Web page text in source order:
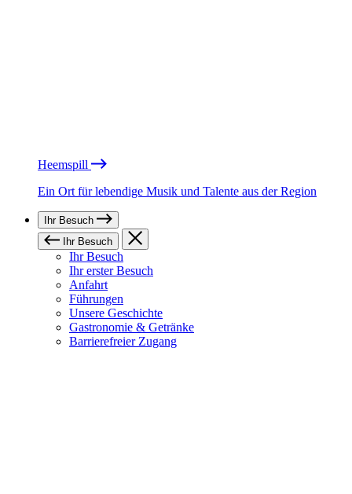
Heemspill
Ein Ort für lebendige Musik und Talente aus der Region
Ihr Besuch
Ihr Besuch
Ihr Besuch
Ihr erster Besuch
Anfahrt
Führungen
Unsere Geschichte
Gastronomie & Getränke
Barrierefreier Zugang